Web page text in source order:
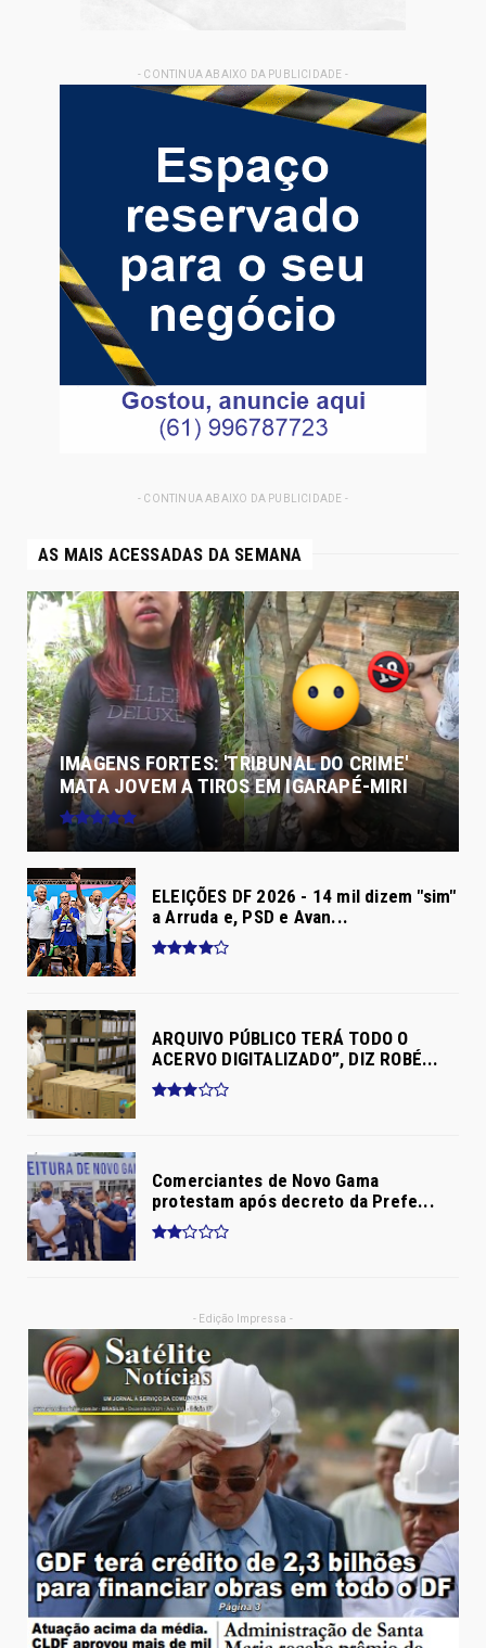
- CONTINUA ABAIXO DA PUBLICIDADE -
- CONTINUA ABAIXO DA PUBLICIDADE -
AS MAIS ACESSADAS DA SEMANA
IMAGENS FORTES: 'TRIBUNAL DO CRIME'
MATA JOVEM A TIROS EM IGARAPÉ-MIRI
ELEIÇÕES DF 2026 - 14 mil dizem "sim"
a Arruda e, PSD e Avan...
ARQUIVO PÚBLICO TERÁ TODO O
ACERVO DIGITALIZADO”, DIZ ROBÉ...
Comerciantes de Novo Gama
protestam após decreto da Prefe...
- Edição Impressa -